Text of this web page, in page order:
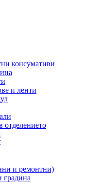
консумативи
и ленти
отделението
и ремонтни)
градина